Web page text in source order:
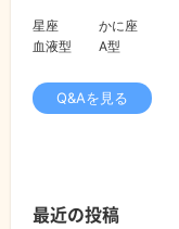
星座
かに座
血液型
A型
Q&Aを見る
最近の投稿